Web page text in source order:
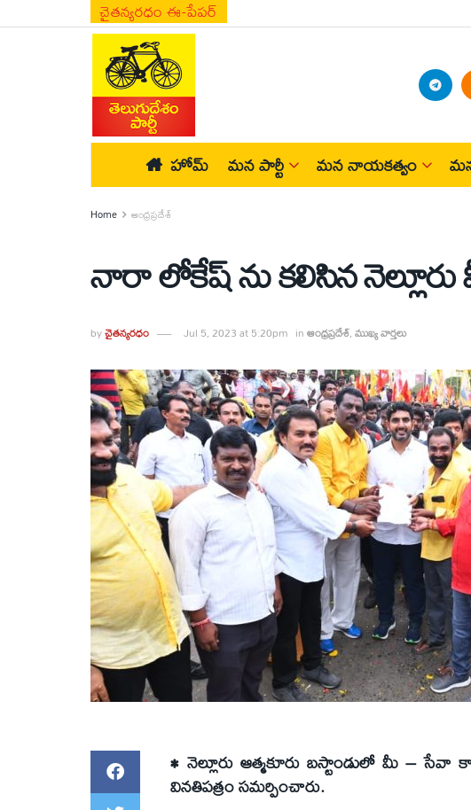
చైతన్యరధం ఈ-పేపర్
హోమ్ మన పార్టీ మన నాయకత్వం
Home ఆంధ్రప్రదేశ్
నారా లోకేష్ ను కలిసిన
byచైతన్యరధం Jul 5, 2023 at 5:20pm inఆంధ్రప్రదేశ్,ముఖ్య వార్తలు
• నెల్లూరు ఆత్మకూరు బస్టాండులో మీ – సేవా
వినతిపత్రం సమర్పించారు.